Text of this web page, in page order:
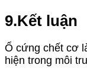
9.Kết luận
Ổ cứng chết cơ
hiện trong môi